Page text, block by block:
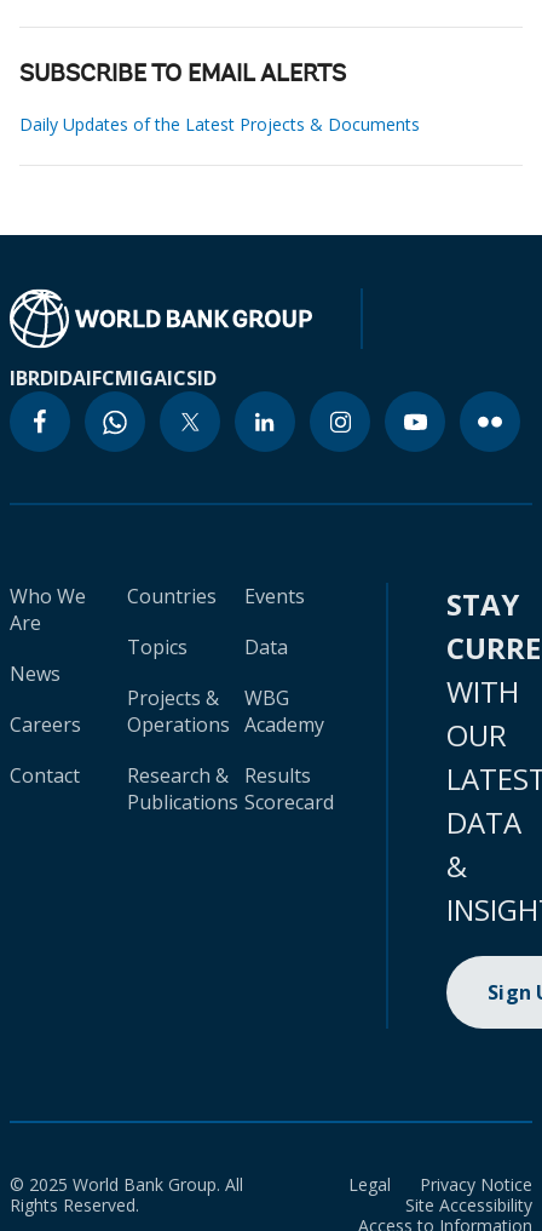
SUBSCRIBE TO EMAIL ALERTS
Daily Updates of the Latest Projects & Documents
IBRDIDAIFCMIGAICSID
Who We
Are
News
Careers
Contact
Countries
Topics
Projects &
Operations
Research &
Publications
Events
Data
WBG
Academy
Results
Scorecard
STAY
WITH
OUR
DATA
&
Sign
© 2025 World Bank Group. All
Rights Reserved.
Legal
Privacy Notice
Site Accessibility
Access to Information